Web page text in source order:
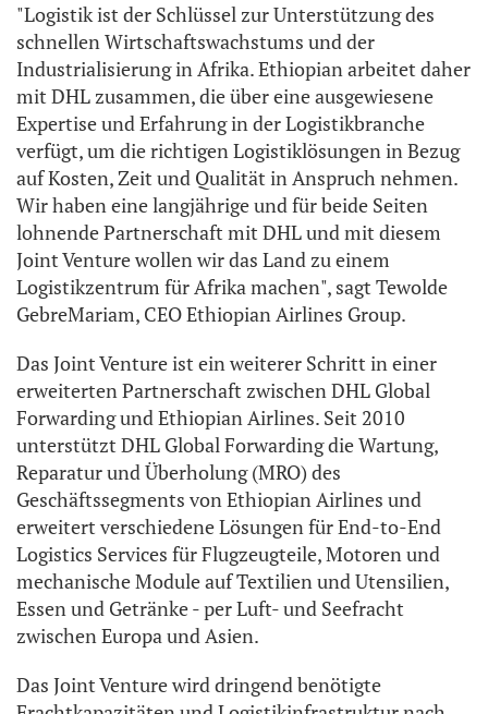
"Logistik ist der Schlüssel zur Unterstützung des
schnellen Wirtschaftswachstums und der
Industrialisierung in Afrika. Ethiopian arbeitet daher
mit DHL zusammen, die über eine ausgewiesene
Expertise und Erfahrung in der Logistikbranche
verfügt, um die richtigen Logistiklösungen in Bezug
auf Kosten, Zeit und Qualität in Anspruch nehmen.
Wir haben eine langjährige und für beide Seiten
lohnende Partnerschaft mit DHL und mit diesem
Joint Venture wollen wir das Land zu einem
Logistikzentrum für Afrika machen", sagt Tewolde
GebreMariam, CEO Ethiopian Airlines Group.
Das Joint Venture ist ein weiterer Schritt in einer
erweiterten Partnerschaft zwischen DHL Global
Forwarding und Ethiopian Airlines. Seit 2010
unterstützt DHL Global Forwarding die Wartung,
Reparatur und Überholung (MRO) des
Geschäftssegments von Ethiopian Airlines und
erweitert verschiedene Lösungen für End-to-End
Logistics Services für Flugzeugteile, Motoren und
mechanische Module auf Textilien und Utensilien,
Essen und Getränke - per Luft- und Seefracht
zwischen Europa und Asien.
Das Joint Venture wird dringend benötigte